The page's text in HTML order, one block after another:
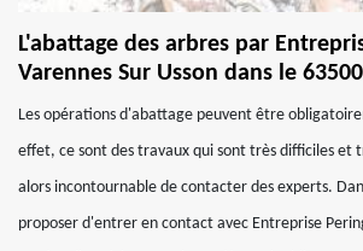
L'abattage des arbres par
Varennes Sur Usson dans le
Les opérations d'abattage peuvent être
effet, ce sont des travaux qui sont très difficiles et
alors incontournable de contacter des experts.
proposer d'entrer en contact avec Entreprise